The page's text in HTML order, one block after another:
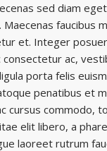
sed diam
faucibus
et. Integer
ac,
porta felis
penatibus et
cursus commodo,
elit libero, a
laoreet rutrum